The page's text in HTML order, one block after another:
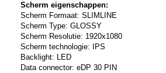
Scherm eigenschappen:
Scherm Formaat: SLIMLINE
Scherm Type: GLOSSY
Scherm Resolutie: 1920x1080
Scherm technologie: IPS
Backlight: LED
Data connector: eDP 30 PIN